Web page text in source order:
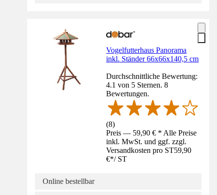
Vogelfutterhaus Panorama
inkl. Ständer 66x66x140,5 cm
Durchschnittliche Bewertung:
4.1 von 5 Sternen. 8
Bewertungen.
(8)
Preis — 59,90 € * Alle Preise
inkl. MwSt. und ggf. zzgl.
Versandkosten pro ST59,90
€*/ ST
Online bestellbar